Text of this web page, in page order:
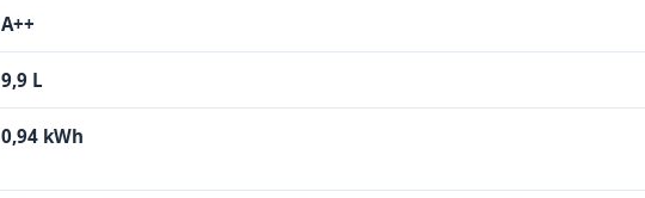
A++
9,9 L
0,94 kWh